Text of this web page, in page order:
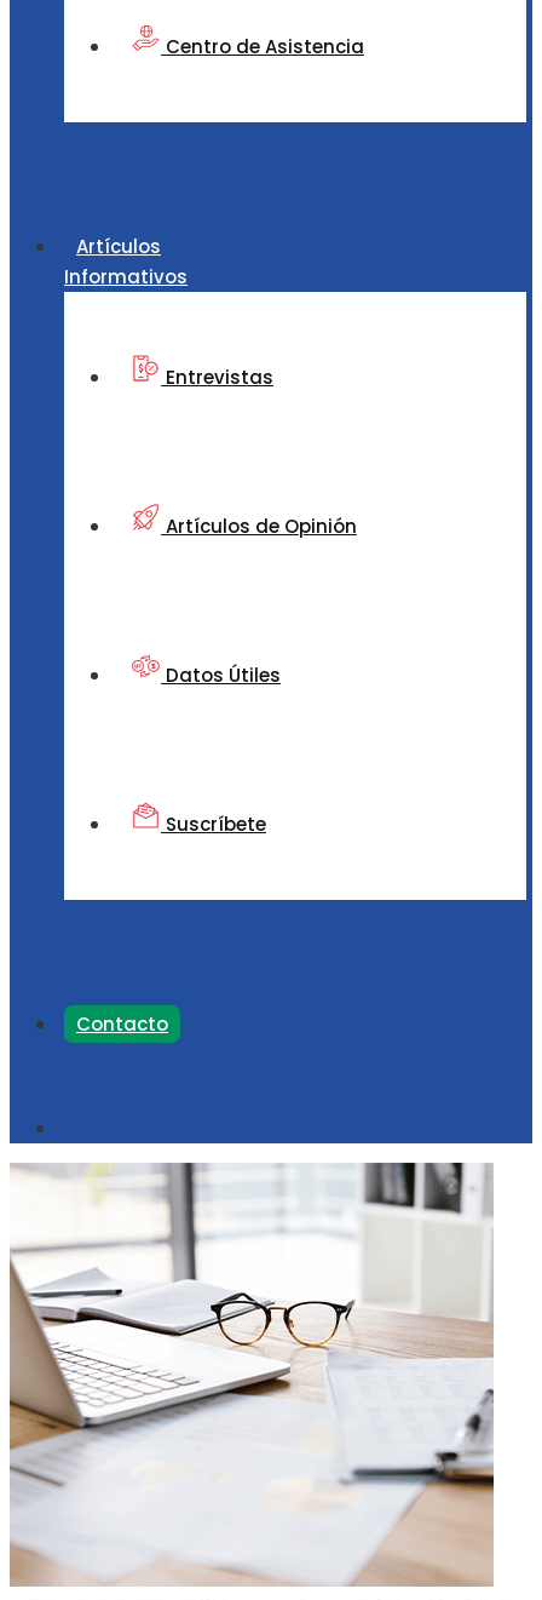
Centro de Asistencia
Artículos
Informativos
Entrevistas
Artículos de Opinión
Datos Útiles
Suscríbete
Contacto